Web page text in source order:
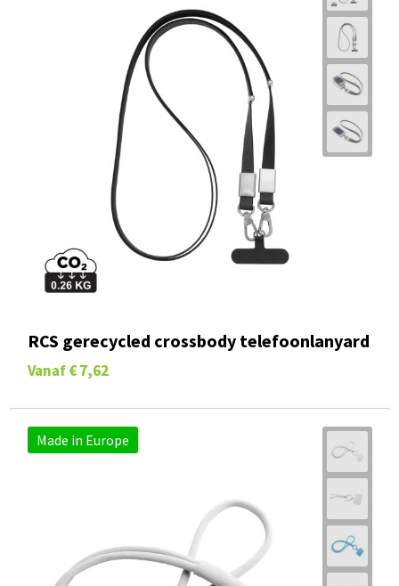
RCS gerecycled crossbody telefoonlanyard
Vanaf € 7,62
Made in Europe